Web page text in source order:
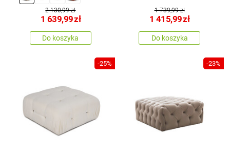
2 130,99 zł
1 639,99zł
Do koszyka
1 739,99 zł
1 415,99zł
Do koszyka
-25% -23%